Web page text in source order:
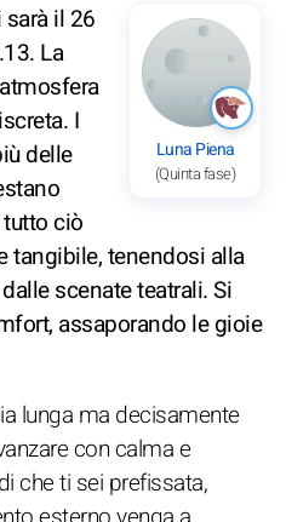
Luna Piena
(Quinta fase)
sarà il 26
La
I
delle
ciò
tangibile, tenendosi alla
scenate teatrali. Si
assaporando le gioie
lunga ma decisamente
con calma e
che ti sei prefissata,